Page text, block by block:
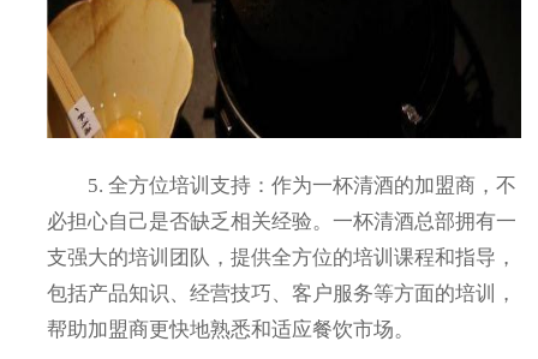
5. 全方位培训支持：作为一杯清酒的加盟商，不
必担心自己是否缺乏相关经验。一杯清酒总部拥有一
支强大的培训团队，提供全方位的培训课程和指导，
包括产品知识、经营技巧、客户服务等方面的培训，
帮助加盟商更快地熟悉和适应餐饮市场。